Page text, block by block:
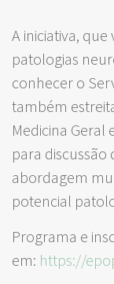
A iniciativa,
patologias
conhecer o
também
Medicina
para discussão
abordagem
potencial
Programa e
em: https://